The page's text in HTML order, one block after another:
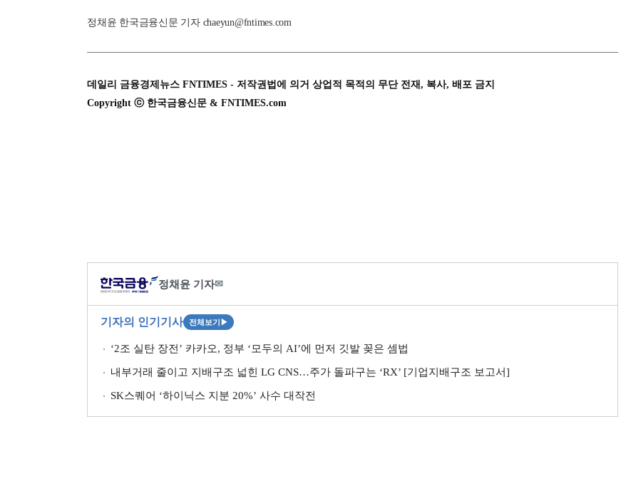
정채윤 한국금융신문 기자 chaeyun@fntimes.com
데일리 금융경제뉴스 FNTIMES - 저작권법에 의거 상업적 목적의 무단 전재, 복사, 배포 금지
Copyright ⓒ 한국금융신문 & FNTIMES.com
정채윤 기자✉
기자의 인기기사 전체보기 ▶
‘2조 실탄 장전’ 카카오, 정부 ‘모두의 AI’에 먼저 깃발 꽂은 셈법
내부거래 줄이고 지배구조 넓힌 LG CNS…주가 돌파구는 ‘RX’ [기업지배구조 보고서]
SK스퀘어 ‘하이닉스 지분 20%’ 사수 대작전